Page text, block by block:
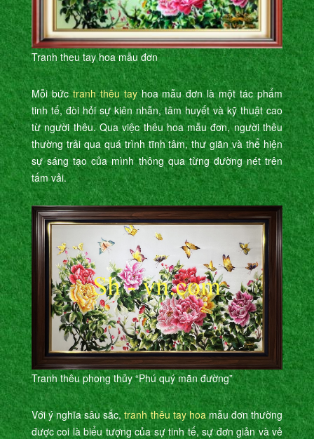
Tranh theu tay hoa mẫu đơn
Mỗi bứctranh thêu tayhoa mẫu đơn là một tác phẩm
tinh tế, đòi hỏi sự kiên nhẫn, tâm huyết và kỹ thuật cao
từ người thêu. Qua việc thêu hoa mẫu đơn, người thêu
thường trải qua quá trình tĩnh tâm, thư giãn và thể hiện
sự sáng tạo của mình thông qua từng đường nét trên
tấm vải.
Tranh thêu phong thủy “Phú quý mãn đường”
Với ý nghĩa sâu sắc, tranh thêu tay hoamẫu đơn thường
được coi là biểu tượng của sự tinh tế, sự đơn giản và vẻ